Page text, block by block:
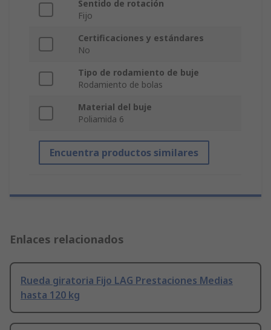
Sentido de rotación
Fijo
Certificaciones y estándares
No
Tipo de rodamiento de buje
Rodamiento de bolas
Material del buje
Poliamida 6
Encuentra productos similares
Enlaces relacionados
Rueda giratoria Fijo LAG Prestaciones Medias
hasta 120 kg